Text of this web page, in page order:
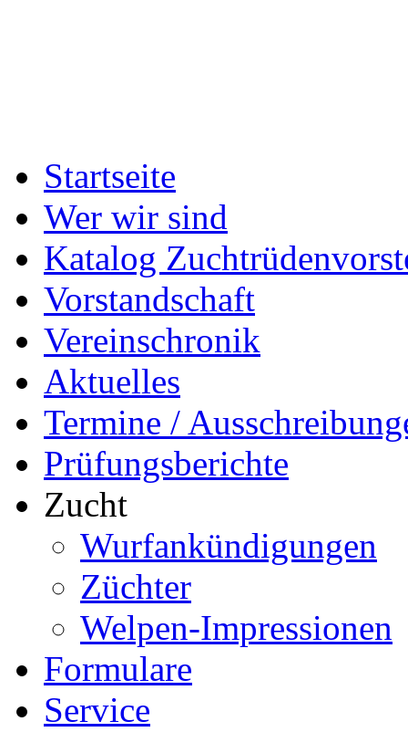
Startseite
Wer wir sind
Katalog
Vorstandschaft
Vereinschronik
Aktuelles
Termine /
Prüfungsberichte
Zucht
Wurfankündigungen
Züchter
Welpen-Impressionen
Formulare
Service